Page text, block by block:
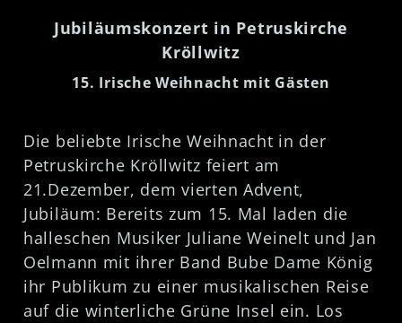
Jubiläumskonzert in Petruskirche
Kröllwitz
15. Irische Weihnacht mit Gästen
Die beliebte Irische Weihnacht in der
Petruskirche Kröllwitz feiert am
21.Dezember, dem vierten Advent,
Jubiläum: Bereits zum 15. Mal laden die
halleschen Musiker Juliane Weinelt und Jan
Oelmann mit ihrer Band Bube Dame König
ihr Publikum zu einer musikalischen Reise
auf die winterliche Grüne Insel ein. Los